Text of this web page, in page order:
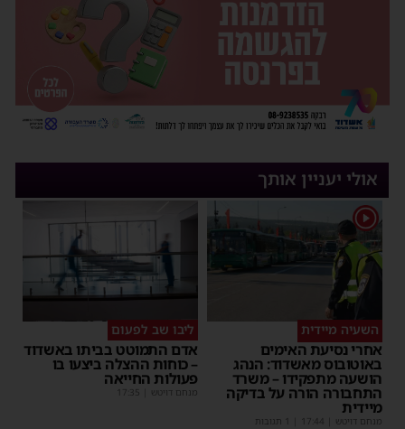
אולי יעניין אותך
1
השעיה מיידית
אחרי נסיעת האימים
באוטובוס מאשדוד: הנהג
הושעה מתפקידו – משרד
התחבורה הורה על בדיקה
מיידית
מנחם דויטש 17:44
ליבו שב לפעום
אדם התמוטט בביתו באשדוד
– כוחות ההצלה ביצעו בו
פעולות החייאה
מנחם דויטש 17:35